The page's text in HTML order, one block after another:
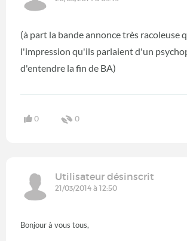
(à part la bande annonce très racoleuse
l'impression qu'ils parlaient d'un
d'entendre la fin de BA)
0 0
Utilisateur désinscrit
21/03/2014 à 12:50
Bonjour à vous tous,